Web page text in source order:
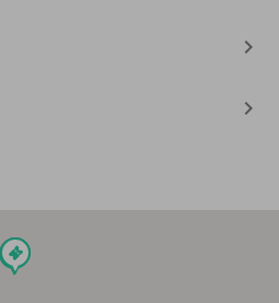
events
events
events